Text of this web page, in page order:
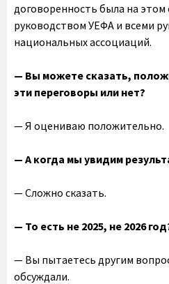
договоренность была на
руководством УЕФА и всеми
национальных ассоциаций.
— Вы можете сказать,
эти переговоры или нет?
— Я оцениваю положительно.
— А когда мы увидим
— Сложно сказать.
— То есть не 2025, не 2026
— Вы пытаетесь другим
обсуждали.